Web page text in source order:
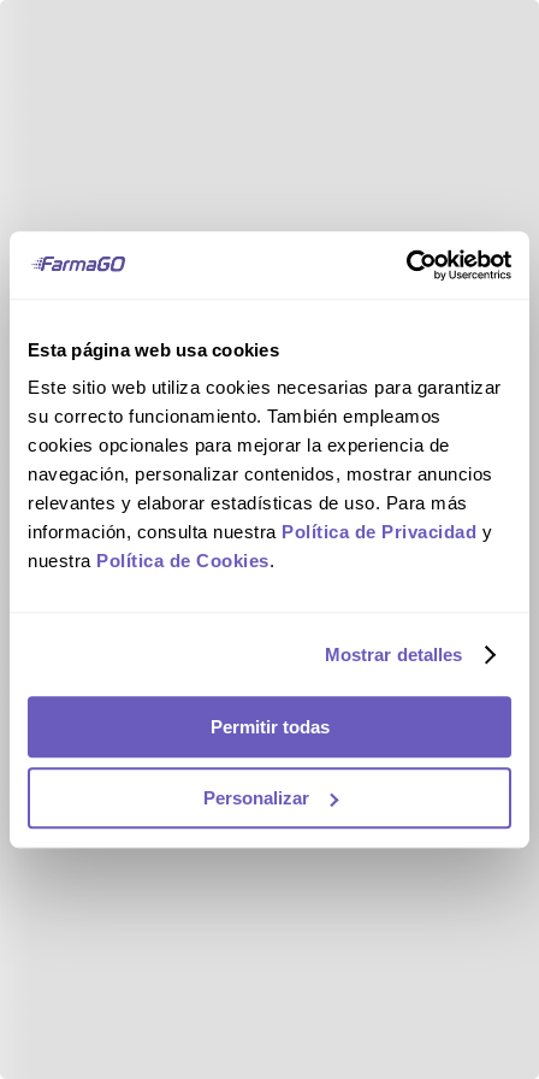
Esta página web usa cookies
Este sitio web utiliza cookies necesarias para garantizar
su correcto funcionamiento. También empleamos
cookies opcionales para mejorar la experiencia de
navegación, personalizar contenidos, mostrar anuncios
relevantes y elaborar estadísticas de uso. Para más
información, consulta nuestra Política de Privacidad y
nuestra Política de Cookies.
Mostrar detalles
Permitir todas
Personalizar